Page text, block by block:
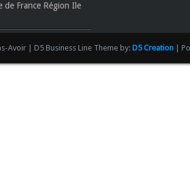
Région Ile
Avoir | D5 Business Line Theme by: D5 Creation|